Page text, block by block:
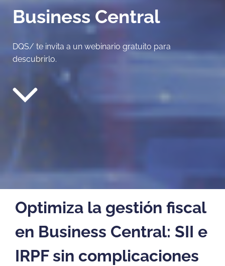
Business Central
DQS/ te invita a un webinario gratuito para
descubrirlo.
Optimiza la gestión fiscal
en Business Central: SII e
IRPF sin complicaciones